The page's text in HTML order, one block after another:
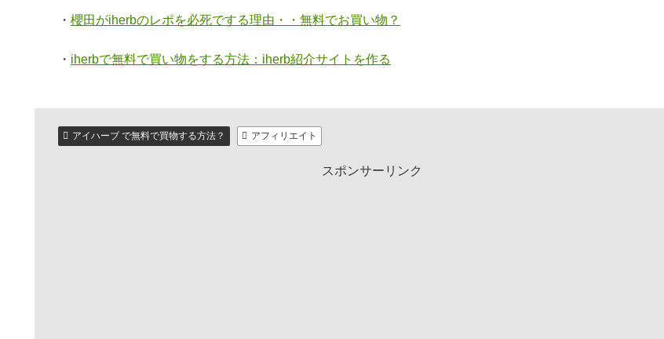
・ 櫻田がiherbのレポを必死でする理由・・無料でお買い物？
・ iherbで無料で買い物をする方法：iherb紹介サイトを作る
アイハーブ で無料で買物する方法？ アフィリエイト
スポンサーリンク